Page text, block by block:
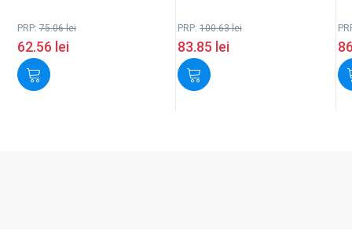
PRP: 75.06lei
62.56 lei
PRP: 100.63lei
83.85 lei